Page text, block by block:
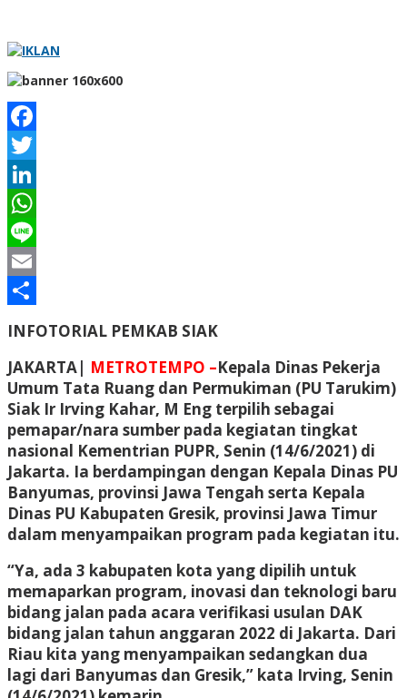
Facebook
Twitter
LinkedIn
WhatsApp
Line
Email
INFOTORIAL PEMKAB SIAK
JAKARTA| METROTEMPO –Kepala Dinas Pekerja
Umum Tata Ruang dan Permukiman (PU Tarukim)
Siak Ir Irving Kahar, M Eng terpilih sebagai
pemapar/nara sumber pada kegiatan tingkat
nasional Kementrian PUPR, Senin (14/6/2021) di
Jakarta. Ia berdampingan dengan Kepala Dinas PU
Banyumas, provinsi Jawa Tengah serta Kepala
Dinas PU Kabupaten Gresik, provinsi Jawa Timur
dalam menyampaikan program pada kegiatan itu.
“Ya, ada 3 kabupaten kota yang dipilih untuk
memaparkan program, inovasi dan teknologi baru
bidang jalan pada acara verifikasi usulan DAK
bidang jalan tahun anggaran 2022 di Jakarta. Dari
Riau kita yang menyampaikan sedangkan dua
lagi dari Banyumas dan Gresik,” kata Irving, Senin